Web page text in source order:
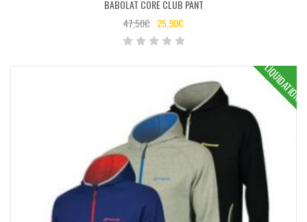
BABOLAT CORE CLUB PANT
47,50€ 25,90€
LIQUIDATION